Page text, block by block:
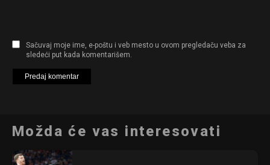
Sačuvaj moje ime, e-poštu i veb mesto u ovom pregledaču veba za
sledeći put kada komentarišem.
Možda će vas interesovati